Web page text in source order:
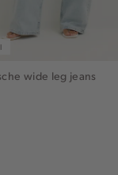
wide leg jeans